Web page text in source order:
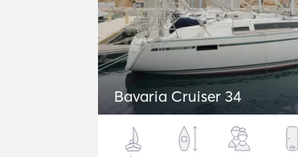
Bavaria Cruiser 34